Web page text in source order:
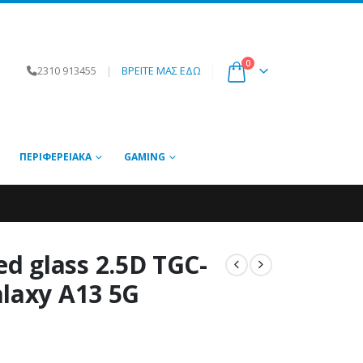
2310 913455 | ΒΡΕΙΤΕ ΜΑΣ ΕΔΩ
0
ΠΕΡΙΦΕΡΕΙΑΚΆ GAMING
glass 2.5D TGC-
A13 5G